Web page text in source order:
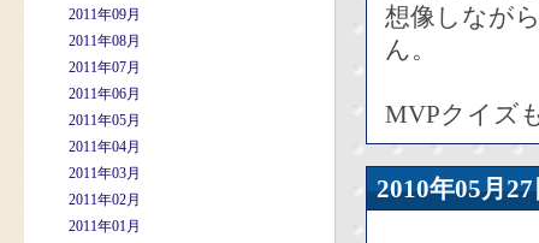
2011年09月
2011年08月
2011年07月
2011年06月
2011年05月
2011年04月
2011年03月
2011年02月
2011年01月
想像しなが
ん。
MVPクイズ
2010年05